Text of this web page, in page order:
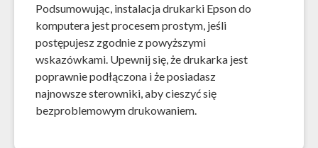
Podsumowując, instalacja drukarki Epson do
komputera jest procesem prostym, jeśli
postępujesz zgodnie z powyższymi
wskazówkami. Upewnij się, że drukarka jest
poprawnie podłączona i że posiadasz
najnowsze sterowniki, aby cieszyć się
bezproblemowym drukowaniem.